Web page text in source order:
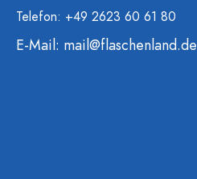
Telefon: +49 2623 60 61 80
E-Mail: mail@flaschenland.de